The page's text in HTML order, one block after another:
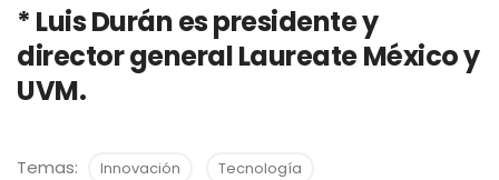
* Luis Durán es presidente y
director general Laureate México y
UVM.
Temas: Innovación Tecnología